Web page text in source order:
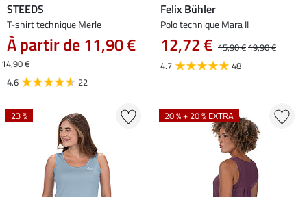
STEEDS
T-shirt technique Merle
À partir de 11,90 €
14,90 €
4.6
22
Felix Bühler
Polo technique Mara II
12,72 € 15,90 €19,90 €
4.7
48
23 % 20 % + 20 % EXTRA